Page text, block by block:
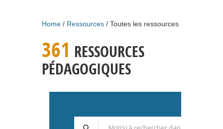
Home Ressources Toutes les ressources
361 RESSOURCES
PÉDAGOGIQUES